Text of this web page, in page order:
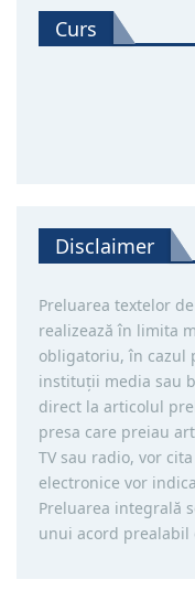
Curs
Disclaimer
Preluarea textelor
realizează în limita
obligatoriu, în cazul
instituţii media sau
direct la articolul
presa care preiau
TV sau radio, vor
electronice vor
Preluarea integrală
unui acord prealabil